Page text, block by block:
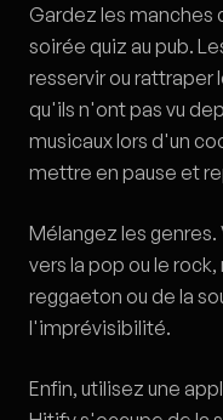
Gardez les manches
soirée quiz au pub.
resservir ou rattraper
qu'ils n'ont pas vu
musicaux lors d'un
mettre en pause et
Mélangez les
vers la pop ou le
reggaeton ou de la
l'imprévisibilité.
Enfin, utilisez une